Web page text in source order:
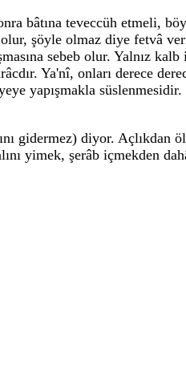
bâtına teveccüh etmeli,
şöyle olmaz diye fetvâ
sebeb olur. Yalnız
Ya'nî, onları derece
yapışmakla
gidermez) diyor. Açlıkdan
yimek, şerâb içmekden